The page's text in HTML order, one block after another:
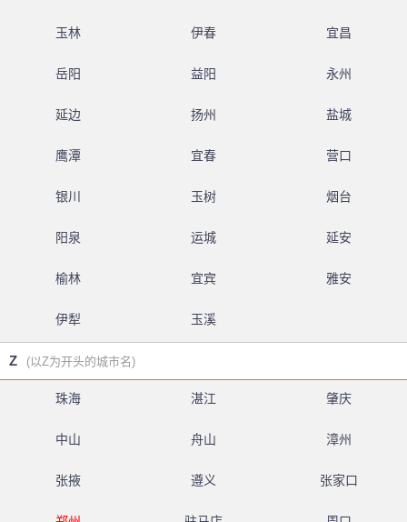
玉林 伊春 宜昌
岳阳 益阳 永州
延边 扬州 盐城
鹰潭 宜春 营口
银川 玉树 烟台
阳泉 运城 延安
榆林 宜宾 雅安
伊犁 玉溪
Z (以Z为开头的城市名)
珠海 湛江 肇庆
中山 舟山 漳州
张掖 遵义 张家口